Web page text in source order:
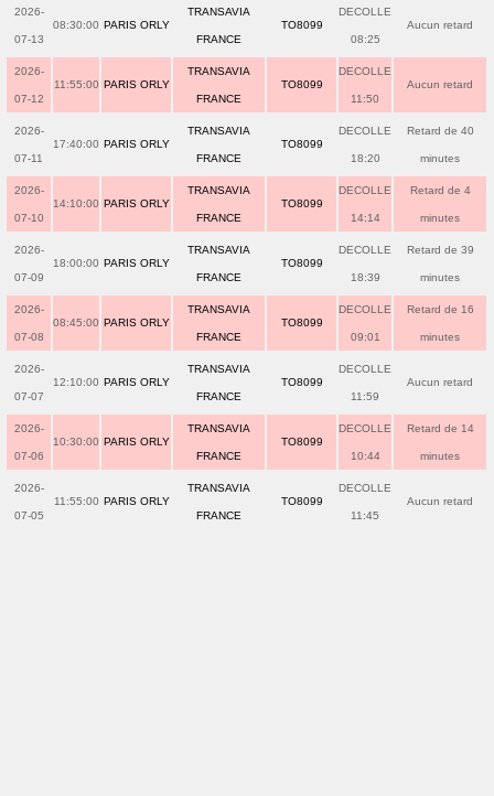
2026-
07-13
08:30:00 PARIS ORLY
TRANSAVIA
FRANCE
TO8099
DECOLLE
08:25
Aucun retard
2026-
07-12
11:55:00 PARIS ORLY
TRANSAVIA
FRANCE
TO8099
DECOLLE
11:50
Aucun retard
2026-
07-11
17:40:00 PARIS ORLY
TRANSAVIA
FRANCE
TO8099
DECOLLE
18:20
Retard de 40
minutes
2026-
07-10
14:10:00 PARIS ORLY
TRANSAVIA
FRANCE
TO8099
DECOLLE
14:14
Retard de 4
minutes
2026-
07-09
18:00:00 PARIS ORLY
TRANSAVIA
FRANCE
TO8099
DECOLLE
18:39
Retard de 39
minutes
2026-
07-08
08:45:00 PARIS ORLY
TRANSAVIA
FRANCE
TO8099
DECOLLE
09:01
Retard de 16
minutes
2026-
07-07
12:10:00 PARIS ORLY
TRANSAVIA
FRANCE
TO8099
DECOLLE
11:59
Aucun retard
2026-
07-06
10:30:00 PARIS ORLY
TRANSAVIA
FRANCE
TO8099
DECOLLE
10:44
Retard de 14
minutes
2026-
07-05
11:55:00 PARIS ORLY
TRANSAVIA
FRANCE
TO8099
DECOLLE
11:45
Aucun retard